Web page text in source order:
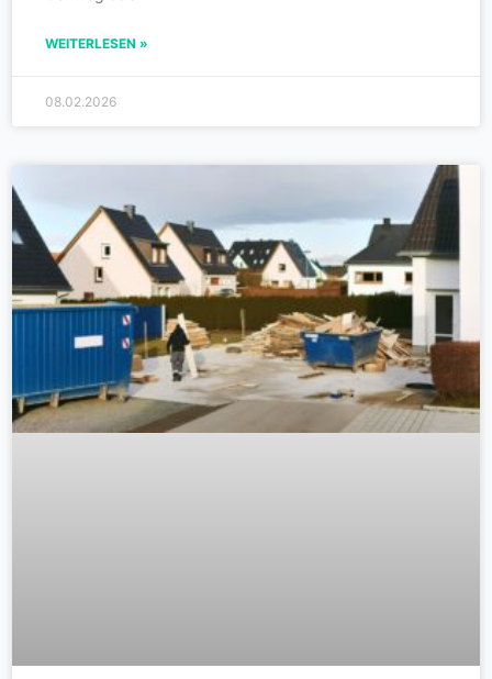
WEITERLESEN »
08.02.2026